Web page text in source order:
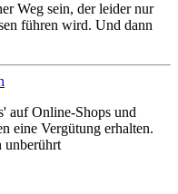
Weg sein, der leider nur
führen wird. Und dann
Online-Shops und
eine Vergütung erhalten.
unberührt